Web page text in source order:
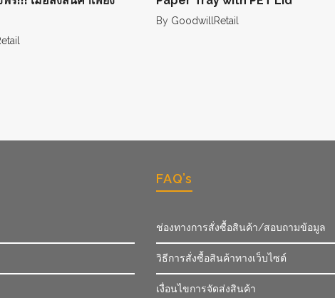
By GoodwillRetail
FAQ’s
ช่องทางการสั่งซื้อสินค้า/สอบถามข้อมูล
วิธีการสั่งซื้อสินค้าทางเว็บไซต์
เงื่อนไขการจัดส่งสินค้า